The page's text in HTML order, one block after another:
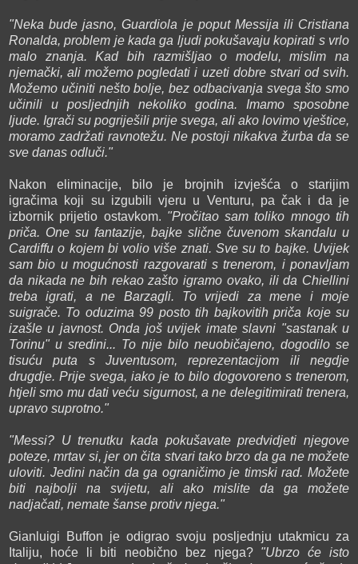
"Neka bude jasno, Guardiola je poput Messija ili Cristiana
Ronalda, problem je kada ga ljudi pokušavaju kopirati s vrlo
malo znanja. Kad bih razmišljao o modelu, mislim na
njemački, ali možemo pogledati i uzeti dobre stvari od svih.
Možemo učiniti nešto bolje, bez odbacivanja svega što smo
učinili u posljednjih nekoliko godina. Imamo sposobne
ljude. Igrači su pogriješili prije svega, ali ako lovimo vještice,
moramo zadržati ravnotežu. Ne postoji nikakva žurba da se
sve danas odluči."
Nakon eliminacije, bilo je brojnih izvješća o starijim
igračima koji su izgubili vjeru u Venturu, pa čak i da je
izbornik prijetio ostavkom. "Pročitao sam toliko mnogo tih
priča. One su fantazije, bajke slične čuvenom skandalu u
Cardiffu o kojem bi volio više znati. Sve su to bajke. Uvijek
sam bio u mogućnosti razgovarati s trenerom, i ponavljam
da nikada ne bih rekao zašto igramo ovako, ili da Chiellini
treba igrati, a ne Barzagli. To vrijedi za mene i moje
suigrače. To oduzima 99 posto tih bajkovitih priča koje su
izašle u javnost. Onda još uvijek imate slavni "sastanak u
Torinu" u sredini... To nije bilo neuobičajeno, dogodilo se
tisuću puta s Juventusom, reprezentacijom ili negdje
drugdje. Prije svega, iako je to bilo dogovoreno s trenerom,
htjeli smo mu dati veću sigurnost, a ne delegitimirati trenera,
upravo suprotno."
"Messi? U trenutku kada pokušavate predvidjeti njegove
poteze, mrtav si, jer on čita stvari tako brzo da ga ne možete
uloviti. Jedini način da ga ograničimo je timski rad. Možete
biti najbolji na svijetu, ali ako mislite da ga možete
nadjačati, nemate šanse protiv njega."
Gianluigi Buffon je odigrao svoju posljednju utakmicu za
Italiju, hoće li biti neobično bez njega? "Ubrzo će isto